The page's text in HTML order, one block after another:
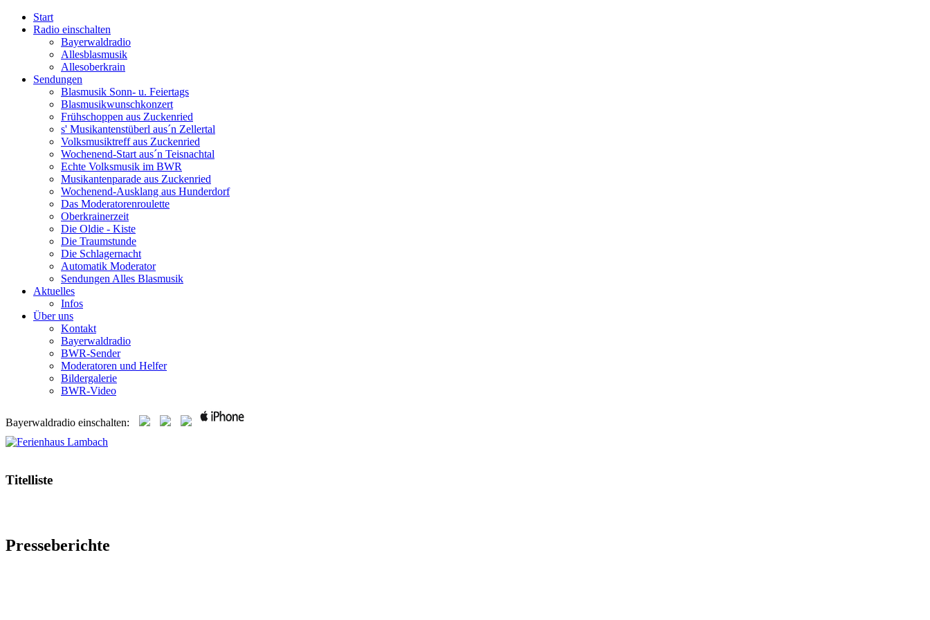
Start
Radio einschalten
Bayerwaldradio
Allesblasmusik
Allesoberkrain
Sendungen
Blasmusik Sonn- u. Feiertags
Blasmusikwunschkonzert
Frühschoppen aus Zuckenried
s' Musikantenstüberl aus´n Zellertal
Volksmusiktreff aus Zuckenried
Wochenend-Start aus´n Teisnachtal
Echte Volksmusik im BWR
Musikantenparade aus Zuckenried
Wochenend-Ausklang aus Hunderdorf
Das Moderatorenroulette
Oberkrainerzeit
Die Oldie - Kiste
Die Traumstunde
Die Schlagernacht
Automatik Moderator
Sendungen Alles Blasmusik
Aktuelles
Infos
Über uns
Kontakt
Bayerwaldradio
BWR-Sender
Moderatoren und Helfer
Bildergalerie
BWR-Video
Bayerwaldradio einschalten:
Titelliste
Presseberichte